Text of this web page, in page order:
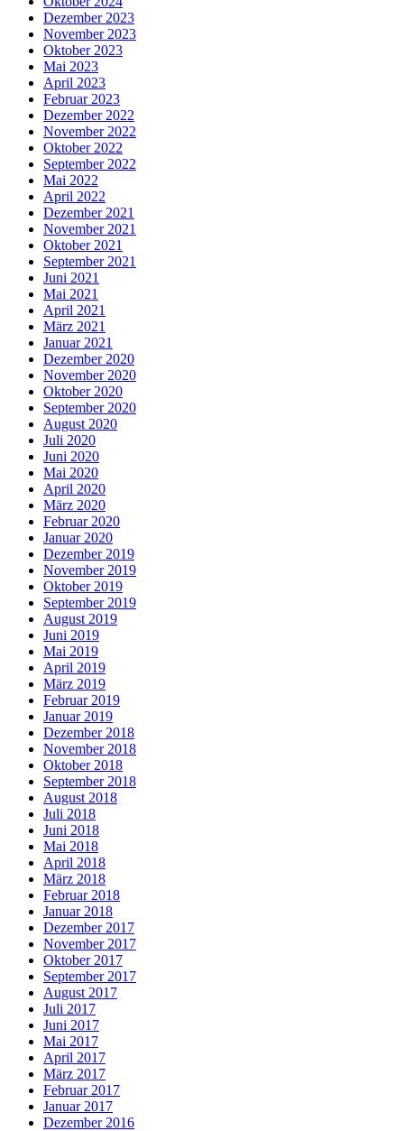
Dezember 2023
November 2023
Oktober 2023
Mai 2023
April 2023
Februar 2023
Dezember 2022
November 2022
Oktober 2022
September 2022
Mai 2022
April 2022
Dezember 2021
November 2021
Oktober 2021
September 2021
Juni 2021
Mai 2021
April 2021
März 2021
Januar 2021
Dezember 2020
November 2020
Oktober 2020
September 2020
August 2020
Juli 2020
Juni 2020
Mai 2020
April 2020
März 2020
Februar 2020
Januar 2020
Dezember 2019
November 2019
Oktober 2019
September 2019
August 2019
Juni 2019
Mai 2019
April 2019
März 2019
Februar 2019
Januar 2019
Dezember 2018
November 2018
Oktober 2018
September 2018
August 2018
Juli 2018
Juni 2018
Mai 2018
April 2018
März 2018
Februar 2018
Januar 2018
Dezember 2017
November 2017
Oktober 2017
September 2017
August 2017
Juli 2017
Juni 2017
Mai 2017
April 2017
März 2017
Februar 2017
Januar 2017
Dezember 2016